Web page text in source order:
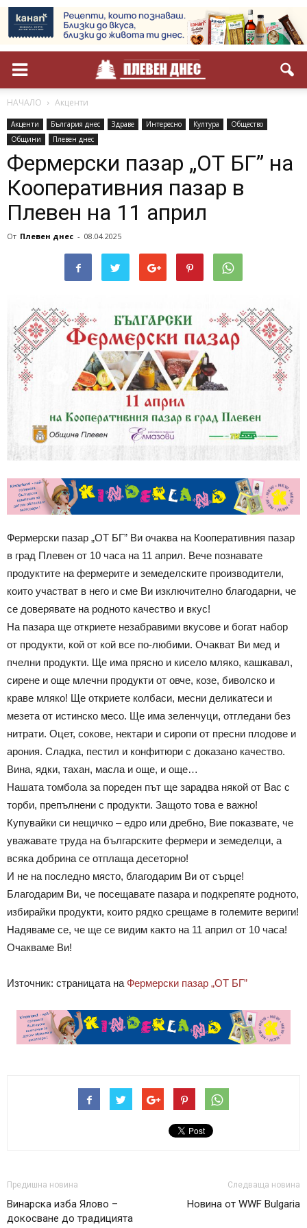
НАЧАЛО Акценти
Акценти България днес Здраве Интересно Култура
Общество
Общини
Плевен днес
Фермерски пазар „ОТ БГ” на
Кооперативния пазар в
Плевен на 11 април
От Плевен днес - 08.04.2025
Фермерски пазар „ОТ БГ” Ви очаква на Кооперативния пазар
в град Плевен от 10 часа на 11 април. Вече познавате
продуктите на фермерите и земеделските производители,
които участват в него и сме Ви изключително благодарни, че
се доверявате на родното качество и вкус!
На пазара ще откриете незабравими вкусове и богат набор
от продукти, кой от кой все по-любими. Очакват Ви мед и
пчелни продукти. Ще има прясно и кисело мляко, кашкавал,
сирене и още млечни продукти от овче, козе, биволско и
краве мляко! Ще откриете колбаси, месни деликатеси и
мезета от истинско месо. Ще има зеленчуци, отгледани без
нитрати. Оцет, сокове, нектари и сиропи от пресни плодове и
арония. Сладка, пестил и конфитюри с доказано качество.
Вина, ядки, тахан, масла и още, и още…
Нашата томбола за пореден път ще зарадва някой от Вас с
торби, препълнени с продукти. Защото това е важно!
Купувайки си нещичко – едро или дребно, Вие показвате, че
уважавате труда на българските фермери и земеделци, а
всяка добрина се отплаща десеторно!
И не на последно място, благодарим Ви от сърце!
Благодарим Ви, че посещавате пазара и подкрепяте родното,
избирайки продукти, които рядко срещаме в големите вериги!
Надяваме се, че ще се видим както на 11 април от 10 часа!
Очакваме Ви!
Източник: страницата на Фермерски пазар „ОТ БГ”
Предишна новина
Винарска изба Ялово –
докосване до традицията
Следваща новина
Новина от WWF Bulgaria